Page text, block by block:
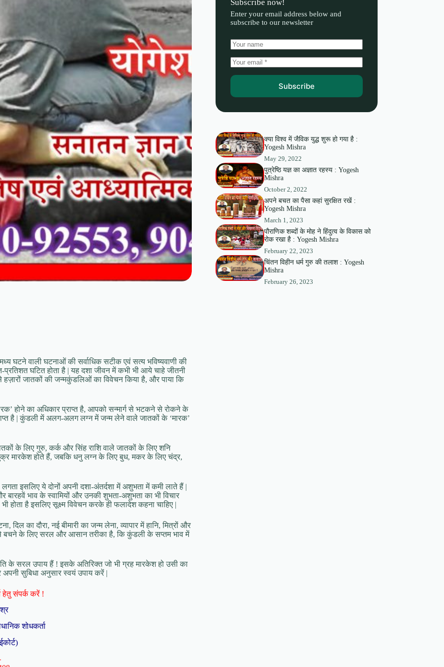
घटने वाली घटनाओं की सर्वाधिक सटीक एवं सत्य भविष्यवाणी की
घटित होता है | यह दशा जीवन में कभी भी आये चाहे जीतनी
जातकों की जन्मकुंडलिओं का विवेचन किया है, और पाया कि
होने का अधिकार प्राप्त है, आपको सन्मार्ग से भटकने से रोकने के
है | कुंडली में अलग-अलग लग्न में जन्म लेने वाले जातकों के ‘मारक’
के लिए गुरु, कर्क और सिंह राशि वाले जातकों के लिए शनि
मारकेश होते हैं, जबकि धनु लग्न के लिए बुध, मकर के लिए चंद्र,
इसलिए ये दोनों अपनी दशा-अंतर्दशा में अशुभता में कमी लाते हैं |
भाव के स्वामियों और उनकी शुभता-अशुभता का भी विचार
होता है इसलिए सूक्ष्म विवेचन करके ही फलादेश कहना चाहिए |
का दौरा, नई बीमारी का जन्म लेना, व्यापार में हानि, मित्रों और
बचने के लिए सरल और आसान तरीका है, कि कुंडली के सप्तम भाव में
के सरल उपाय हैं ! इसके अतिरिक्त जो भी ग्रह मारकेश हो उसी का
सुबिधा अनुसार स्वयं उपाय करें |
हेतु संपर्क करें !
शोधकर्ता
Subscribe now!
Enter your email address below and
subscribe to our newsletter
Subscribe
क्या विश्व में जैविक युद्ध शुरू हो गया है :
Yogesh Mishra
May 29, 2022
पुत्रेष्ठि यज्ञ का अज्ञात रहस्य : Yogesh
Mishra
October 2, 2022
अपने बचत का पैसा कहां सुरक्षित रखें :
Yogesh Mishra
March 1, 2023
पौराणिक शब्दों के मोह ने हिंदुत्व के विकास को
रोक रखा है : Yogesh Mishra
February 22, 2023
चिंतन विहीन धर्म गुरु की तलाश : Yogesh
Mishra
February 26, 2023